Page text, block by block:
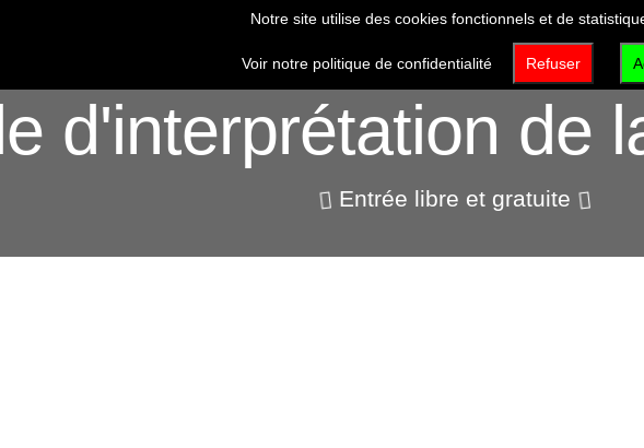
VISITER DÉCOUVRIR QUI
d'interprétation de
Entrée libre et gratuite
Notre site utilise des cookies fonctionnels et de
Voir notre politique de confidentialité Refuser